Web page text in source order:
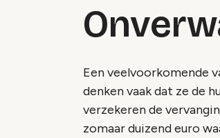
Een veelvoorkomende
denken vaak dat ze de
verzekeren de
zomaar duizend euro